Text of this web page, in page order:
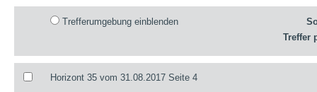
Trefferumgebung einblenden
Treffer
Horizont 35 vom 31.08.2017 Seite 4